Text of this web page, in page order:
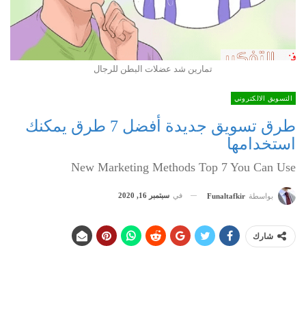
تمارين شد عضلات البطن للرجال
التسويق الالكتروني
طرق تسويق جديدة أفضل 7 طرق يمكنك
استخدامها
New Marketing Methods Top 7 You Can Use
بواسطة Funaltafkir في سبتمبر 16, 2020
شارك